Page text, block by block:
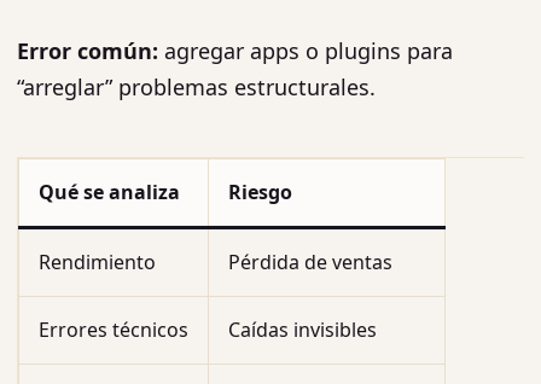
Error común: agregar apps o plugins para
“arreglar” problemas estructurales.
Qué se analiza Riesgo
Rendimiento Pérdida de ventas
Errores técnicos Caídas invisibles